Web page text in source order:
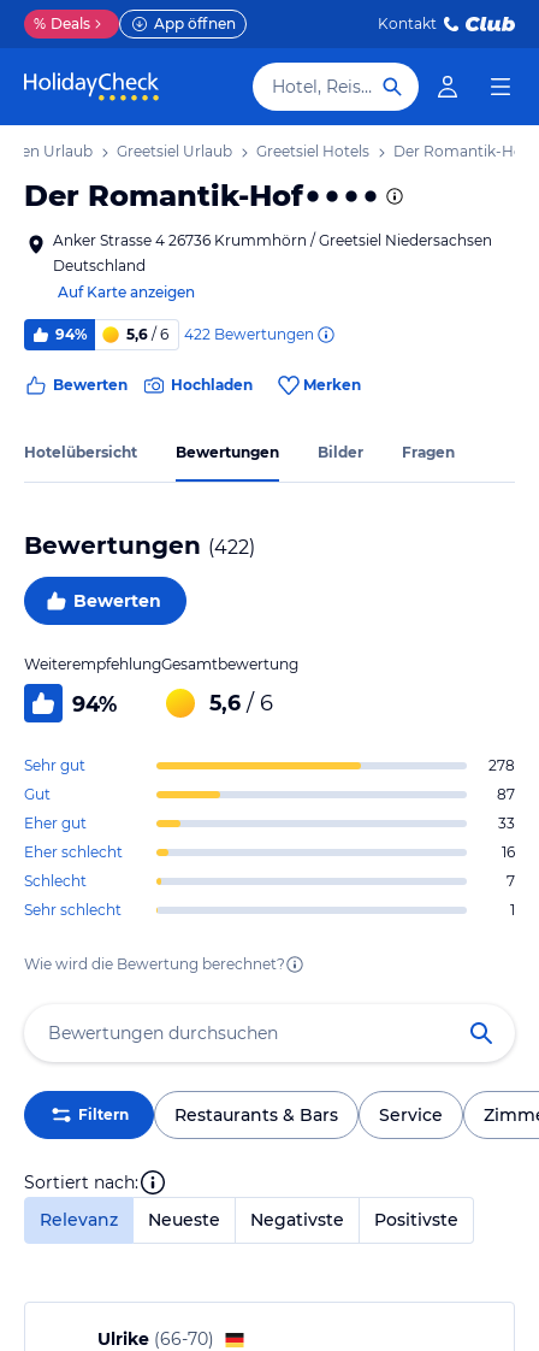
% Deals App öffnen Kontakt
Hotel, Reiseziel
Urlaub Greetsiel Urlaub Greetsiel Hotels Der Romantik-Hof
Der Romantik-Hof
Anker Strasse 4 26736 Krummhörn / Greetsiel Niedersachsen
Deutschland
Auf Karte anzeigen
94% 5,6 / 6 422 Bewertungen
Bewerten Hochladen Merken
Hotelübersicht Bewertungen Bilder Fragen
Bewertungen (422)
Bewerten
Weiterempfehlung
94%
Gesamtbewertung
5,6 / 6
Sehr gut
278
Gut
87
Eher gut
33
Eher schlecht
16
Schlecht
7
Sehr schlecht
1
Wie wird die Bewertung berechnet?
Filtern Restaurants & Bars Service
Sortiert nach:
Relevanz
Neueste Negativste Positivste
Ulrike (66-70)